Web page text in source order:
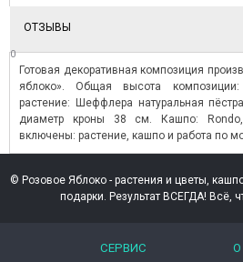
ОТЗЫВЫ
0
Готовая декоративная композиция
яблоко». Общая высота
растение: Шеффлера натуральная
диаметр кроны 38 см. Кашпо:
включены: растение, кашпо и работа по
© Розовое Яблоко - растения и цветы,
подарки. Результат ВСЕГДА! Всё,
СЕРВИС